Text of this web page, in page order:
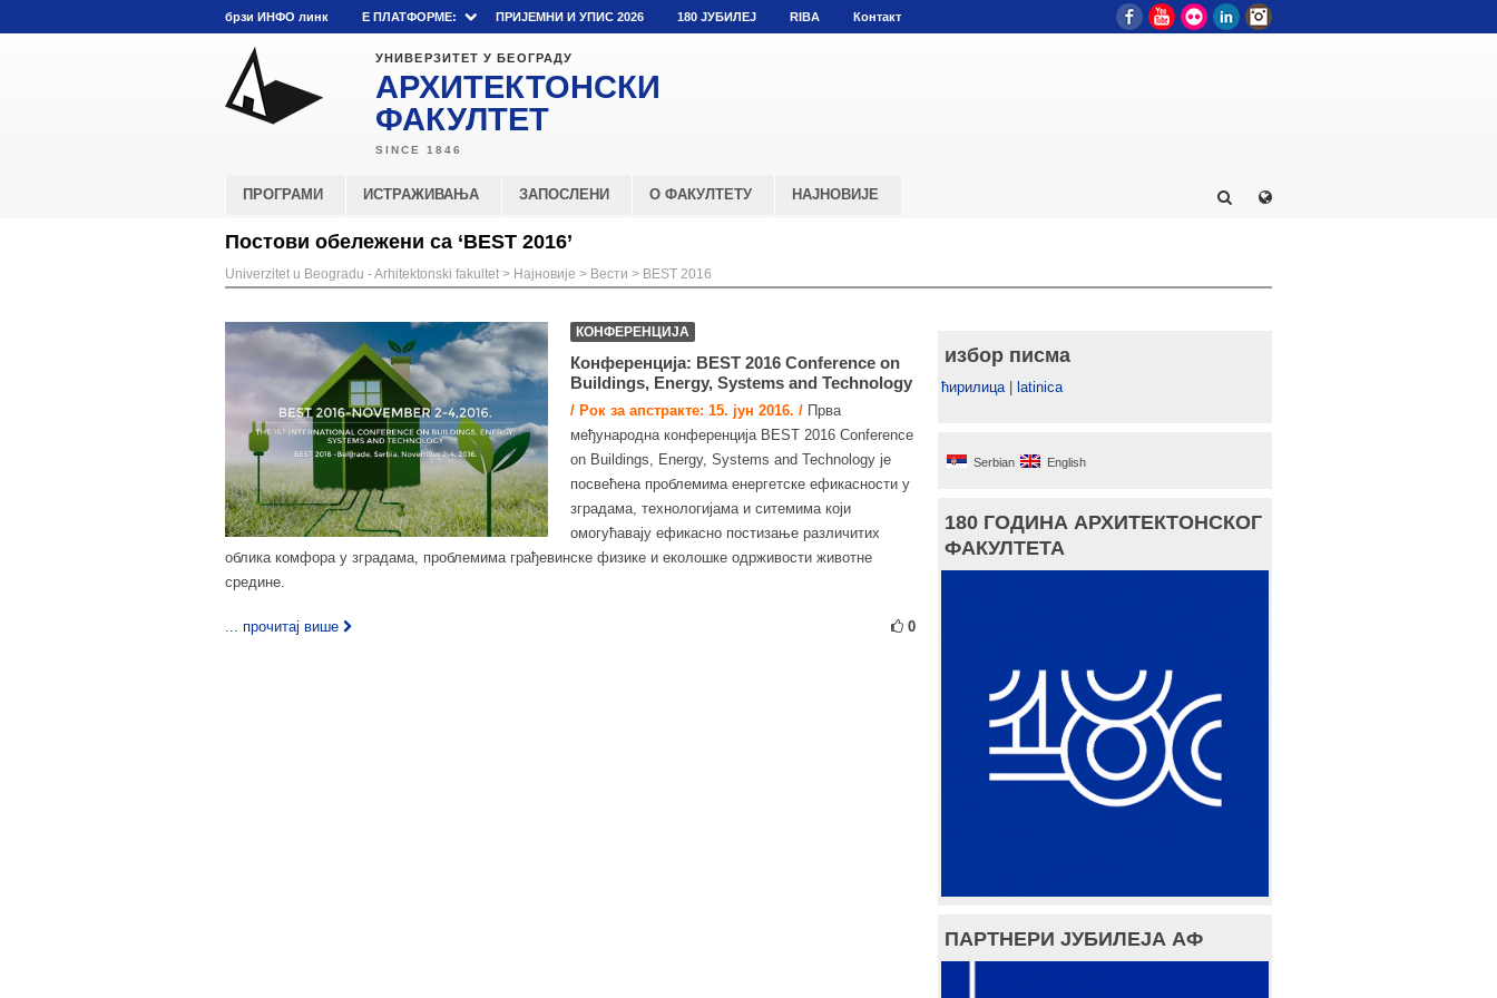
брзи ИНФО линк E ПЛАТФОРМЕ: ПРИЈЕМНИ И УПИС 2026 180 ЈУБИЛЕЈ RIBA Контакт FacebookYouTube
Flickr LinkedIn
УНИВЕРЗИТЕТ У БЕОГРАДУ
АРХИТЕКТОНСКИ
ФАКУЛТЕТ
ПРОГРАМИ ИСТРАЖИВАЊА ЗАПОСЛЕНИ О ФАКУЛТЕТУ НАЈНОВИЈЕ
Постови обележени са ‘BEST 2016’
Univerzitet u Beogradu - Arhitektonski fakultet > Најновије > Вести > BEST 2016
КОНФЕРЕНЦИЈА
Конференција: BEST 2016 Conference on
Buildings, Energy, Systems and Technology
/ Рок за апстракте: 15. јун 2016. / Прва
међународна конференција BEST 2016 Conference
on Buildings, Energy, Systems and Technology је
посвећена проблемима енергетске ефикасности у
зградама, технологијама и ситемима који
омогућавају ефикасно постизање различитих
облика комфора у зградама, проблемима грађевинске физике и еколошке одрживости животне
средине.
... прочитај више 0
избор писма
ћирилица| latinica
Serbian English
180 ГОДИНА АРХИТЕКТОНСКОГ
ФАКУЛТЕТА
ПАРТНЕРИ ЈУБИЛЕЈА АФ